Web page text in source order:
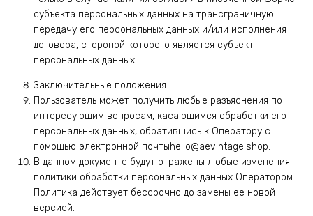
субъекта персональных данных на трансграничную
передачу его персональных данных и/или исполнения
договора, стороной которого является субъект
персональных данных.
Заключительные положения
Пользователь может получить любые разъяснения по
интересующим вопросам, касающимся обработки его
персональных данных, обратившись к Оператору с
помощью электронной почтыhello@aevintage.shop.
В данном документе будут отражены любые изменения
политики обработки персональных данных Оператором.
Политика действует бессрочно до замены ее новой
версией.